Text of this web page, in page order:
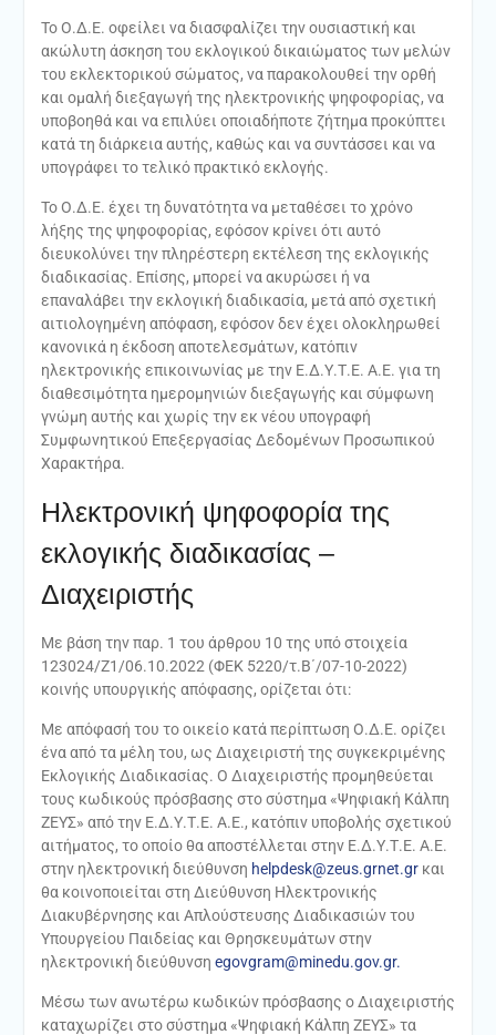
Το Ο.Δ.Ε. οφείλει να διασφαλίζει την ουσιαστική και
ακώλυτη άσκηση του εκλογικού δικαιώματος των μελών
του εκλεκτορικού σώματος, να παρακολουθεί την ορθή
και ομαλή διεξαγωγή της ηλεκτρονικής ψηφοφορίας, να
υποβοηθά και να επιλύει οποιαδήποτε ζήτημα προκύπτει
κατά τη διάρκεια αυτής, καθώς και να συντάσσει και να
υπογράφει το τελικό πρακτικό εκλογής.
Το Ο.Δ.Ε. έχει τη δυνατότητα να μεταθέσει το χρόνο
λήξης της ψηφοφορίας, εφόσον κρίνει ότι αυτό
διευκολύνει την πληρέστερη εκτέλεση της εκλογικής
διαδικασίας. Επίσης, μπορεί να ακυρώσει ή να
επαναλάβει την εκλογική διαδικασία, μετά από σχετική
αιτιολογημένη απόφαση, εφόσον δεν έχει ολοκληρωθεί
κανονικά η έκδοση αποτελεσμάτων, κατόπιν
ηλεκτρονικής επικοινωνίας με την Ε.Δ.Υ.Τ.Ε. Α.Ε. για τη
διαθεσιμότητα ημερομηνιών διεξαγωγής και σύμφωνη
γνώμη αυτής και χωρίς την εκ νέου υπογραφή
Συμφωνητικού Επεξεργασίας Δεδομένων Προσωπικού
Χαρακτήρα.
Ηλεκτρονική ψηφοφορία της
εκλογικής διαδικασίας –
Διαχειριστής
Με βάση την παρ. 1 του άρθρου 10 της υπό στοιχεία
123024/Ζ1/06.10.2022 (ΦΕΚ 5220/τ.Β΄/07-10-2022)
κοινής υπουργικής απόφασης, ορίζεται ότι:
Με απόφασή του το οικείο κατά περίπτωση Ο.Δ.Ε. ορίζει
ένα από τα μέλη του, ως Διαχειριστή της συγκεκριμένης
Εκλογικής Διαδικασίας. Ο Διαχειριστής προμηθεύεται
τους κωδικούς πρόσβασης στο σύστημα «Ψηφιακή Κάλπη
ΖΕΥΣ» από την Ε.Δ.Υ.Τ.Ε. Α.Ε., κατόπιν υποβολής σχετικού
αιτήματος, το οποίο θα αποστέλλεται στην Ε.Δ.Υ.Τ.Ε. Α.Ε.
στην ηλεκτρονική διεύθυνση helpdesk@zeus.grnet.grκαι
θα κοινοποιείται στη Διεύθυνση Ηλεκτρονικής
Διακυβέρνησης και Απλούστευσης Διαδικασιών του
Υπουργείου Παιδείας και Θρησκευμάτων στην
ηλεκτρονική διεύθυνση egovgram@minedu.gov.gr.
Μέσω των ανωτέρω κωδικών πρόσβασης ο Διαχειριστής
καταχωρίζει στο σύστημα «Ψηφιακή Κάλπη ΖΕΥΣ» τα